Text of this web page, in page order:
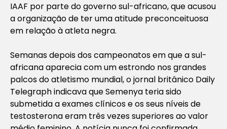
IAAF por parte do governo sul-africano, que acusou
a organização de ter uma atitude preconceituosa
em relação à atleta negra.
Semanas depois dos campeonatos em que a sul-
africana aparecia com um estrondo nos grandes
palcos do atletismo mundial, o jornal britânico Daily
Telegraphindicava que Semenya teria sido
submetida a exames clínicos e os seus níveis de
testosterona eram três vezes superiores ao valor